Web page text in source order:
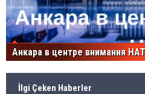
Анкара в центре внимания
İlgi Çeken Haberler